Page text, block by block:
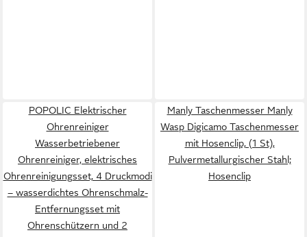
POPOLIC Elektrischer
Ohrenreiniger
Wasserbetriebener
Ohrenreiniger, elektrisches
Ohrenreinigungsset, 4 Druckmodi
– wasserdichtes Ohrenschmalz-
Entfernungsset mit
Ohrenschützern und 2
Manly Taschenmesser Manly
Wasp Digicamo Taschenmesser
mit Hosenclip, (1 St),
Pulvermetallurgischer Stahl;
Hosenclip